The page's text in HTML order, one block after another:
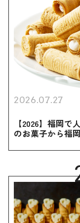
2026.07.27
【2026】福岡
のお菓子から福